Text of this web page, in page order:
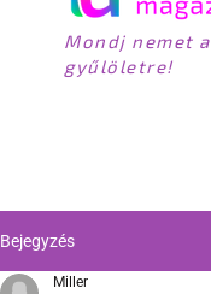
Mondj nemet a
gyűlöletre!
Bejegyzés
Miller